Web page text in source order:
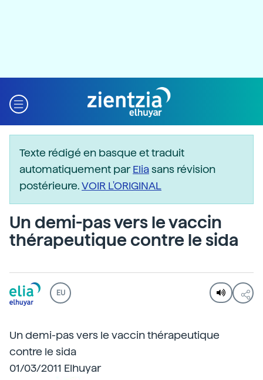
Texte rédigé en basque et traduit
automatiquement parEliasans révision
postérieure.VOIR L'ORIGINAL
Un demi-pas vers le vaccin
thérapeutique contre le sida
EU
Un demi-pas vers le vaccin thérapeutique
contre le sida
01/03/2011 Elhuyar